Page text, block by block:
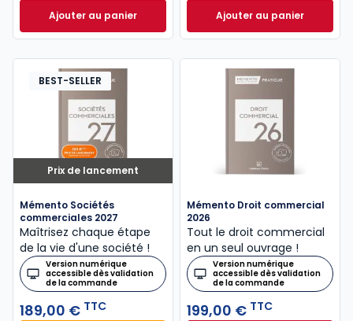
Ajouter au panierELnet Droit des affaires à 336,13 € HT/mois
Ajouter au panier
Code de
Prix de lancement
BEST-SELLER
Mémento Sociétés
commerciales 2027
Maîtrisez chaque étape
de la vie d'une société !
Version numérique
accessible dès validation
de la commande
189,00 € TTC
Mémento Droit commercial
2026
Tout le droit commercial
en un seul ouvrage !
Version numérique
accessible dès validation
de la commande
199,00 € TTC